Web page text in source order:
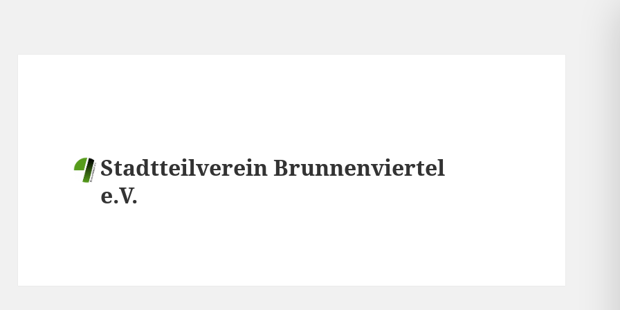
Stadtteilverein Brunnenviertel
e.V.